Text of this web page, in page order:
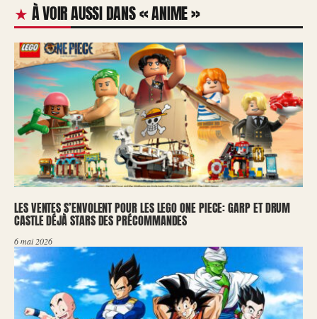
À VOIR AUSSI DANS « ANIME »
LES VENTES S’ENVOLENT POUR LES LEGO ONE PIECE: GARP ET DRUM
CASTLE DÉJÀ STARS DES PRÉCOMMANDES
6 mai 2026